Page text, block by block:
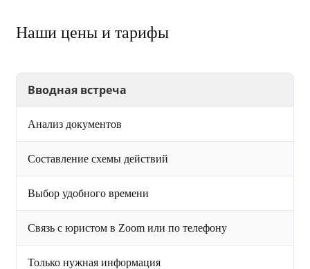
Наши цены и тарифы
Вводная встреча
Анализ документов
Составление схемы действий
Выбор удобного времени
Связь с юристом в Zoom или по телефону
Только нужная информация